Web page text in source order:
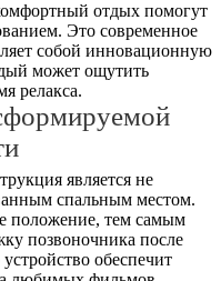
отдых помогут
Это современное
собой инновационную
может ощутить
релакса.
является не
спальным местом.
положение, тем самым
позвоночника после
обеспечит